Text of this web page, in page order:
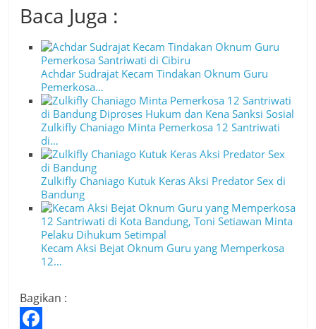
Baca Juga :
Achdar Sudrajat Kecam Tindakan Oknum Guru
Pemerkosa…
Zulkifly Chaniago Minta Pemerkosa 12 Santriwati
di…
Zulkifly Chaniago Kutuk Keras Aksi Predator Sex di
Bandung
Kecam Aksi Bejat Oknum Guru yang Memperkosa
12…
Bagikan :